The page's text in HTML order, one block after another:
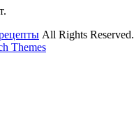
All Rights Reserved.
Themes